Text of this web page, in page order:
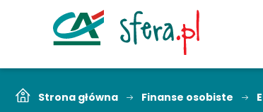
Strona główna Finanse osobiste